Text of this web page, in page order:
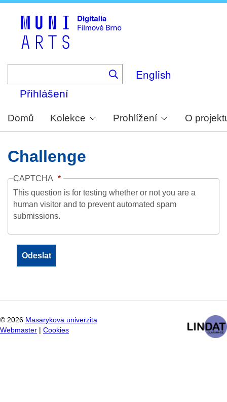
English
Přihlášení
Domů Kolekce Prohlížení O
Challenge
CAPTCHA
This question is for testing whether or not you are a
human visitor and to prevent automated spam
submissions.
© 2026 Masarykova univerzita
Webmaster
Cookies